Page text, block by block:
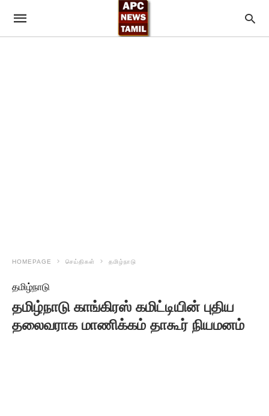
HOMEPAGE செய்திகள் தமிழ்நாடு
தமிழ்நாடு
தமிழ்நாடு காங்கிரஸ் கமிட்டியின் புதிய
தலைவராக மாணிக்கம் தாகூர் நியமனம்